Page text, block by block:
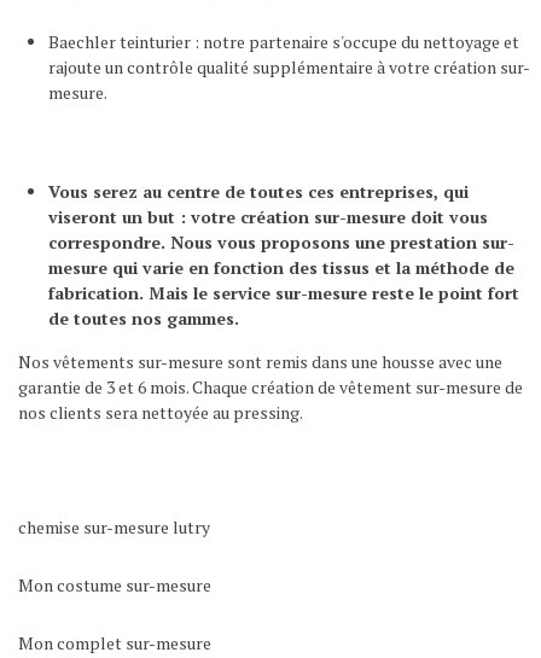
Baechler teinturier : notre partenaire s'occupe du nettoyage et
rajoute un contrôle qualité supplémentaire à votre création sur-
mesure.
Vous serez au centre de toutes ces entreprises, qui
viseront un but : votre création sur-mesure doit vous
correspondre. Nous vous proposons une prestation sur-
mesure qui varie en fonction des tissus et la méthode de
fabrication. Mais le service sur-mesure reste le point fort
de toutes nos gammes.
Nos vêtements sur-mesure sont remis dans une housse avec une
garantie de 3 et 6 mois. Chaque création de vêtement sur-mesure de
nos clients sera nettoyée au pressing.
chemise sur-mesure lutry
Mon costume sur-mesure
Mon complet sur-mesure